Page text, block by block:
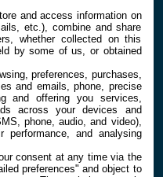
and access information on
etc.), combine and share
whether collected on this
by some of us, or obtained
preferences, purchases,
and emails, phone, precise
and offering you services,
across your devices and
phone, audio, and video),
performance, and analysing
consent at any time via the
preferences" and object to